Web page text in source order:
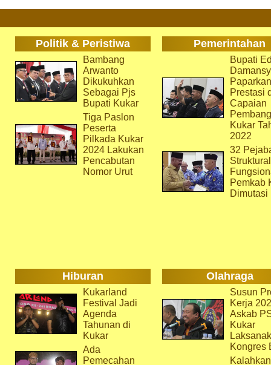
Politik & Peristiwa Pemerintahan
Bambang
Arwanto
Dikukuhkan
Sebagai Pjs
Bupati Kukar
Tiga Paslon
Peserta
Pilkada Kukar
2024 Lakukan
Pencabutan
Nomor Urut
Bupati
Paparkan
Prestasi
Capaian
Kukar
2022
32
Pemkab
Dimutasi
Hiburan Olahraga
Kukarland
Festival Jadi
Agenda
Tahunan di
Kukar
Ada
Pemecahan
Susun
Kerja
Askab
Kukar
Kongres